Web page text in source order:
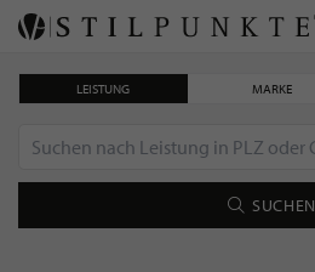
LEISTUNG MARKE
SUCHEN